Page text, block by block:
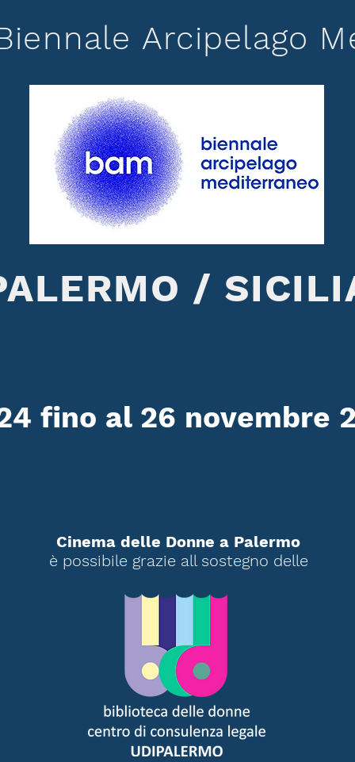
Arcipelago
/
fino al 26 novembre
Cinema delle Donne a Palermo
è possibile grazie all sostegno delle